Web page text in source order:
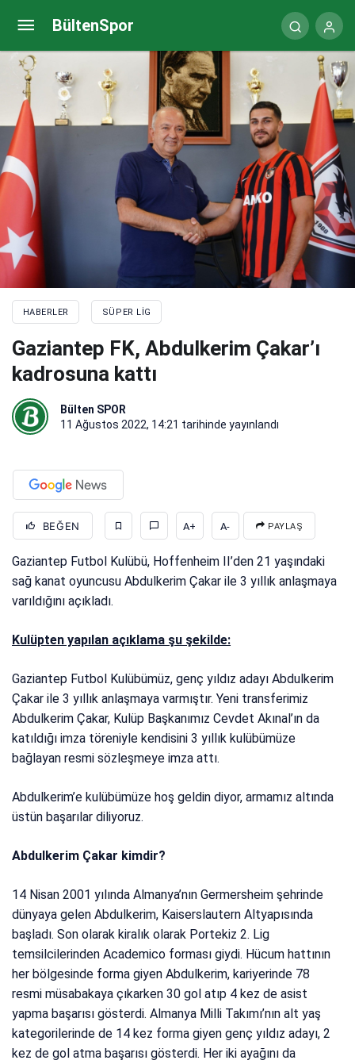
BültenSpor
HABERLER SÜPER LIG
Gaziantep FK, Abdulkerim Çakar’ı
kadrosuna kattı
Bülten SPOR
11 Ağustos 2022, 14:21 tarihinde yayınlandı
BEĞEN A+ A- PAYLAŞ
Gaziantep Futbol Kulübü, Hoffenheim II’den 21 yaşındaki
sağ kanat oyuncusu Abdulkerim Çakar ile 3 yıllık anlaşmaya
varıldığını açıkladı.
Kulüpten yapılan açıklama şu şekilde:
Gaziantep Futbol Kulübümüz, genç yıldız adayı Abdulkerim
Çakar ile 3 yıllık anlaşmaya varmıştır. Yeni transferimiz
Abdulkerim Çakar, Kulüp Başkanımız Cevdet Akınal’ın da
katıldığı imza töreniyle kendisini 3 yıllık kulübümüze
bağlayan resmi sözleşmeye imza attı.
Abdulkerim’e kulübümüze hoş geldin diyor, armamız altında
üstün başarılar diliyoruz.
Abdulkerim Çakar kimdir?
14 Nisan 2001 yılında Almanya’nın Germersheim şehrinde
dünyaya gelen Abdulkerim, Kaiserslautern Altyapısında
başladı. Son olarak kiralık olarak Portekiz 2. Lig
temsilcilerinden Academico forması giydi. Hücum hattının
her bölgesinde forma giyen Abdulkerim, kariyerinde 78
resmi müsabakaya çıkarken 30 gol atıp 4 kez de asist
yapma başarısı gösterdi. Almanya Milli Takımı’nın alt yaş
kategorilerinde de 14 kez forma giyen genç yıldız adayı, 2
kez de gol atma başarısı gösterdi. Her iki ayağını da
Gaziantep FK, Berkan Küpelikılınç’ı kadrosuna kattı